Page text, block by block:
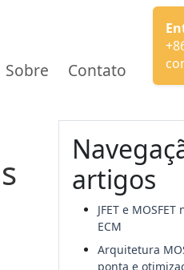
Sobre Contato
artigos
JFET e
ECM
Arquitetura
ponta e